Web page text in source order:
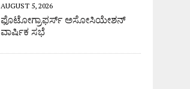
AUGUST 5, 2026
ಫೊಟೋಗ್ರಾಫರ್ಸ್ ಅಸೋಸಿಯೇಶನ್
ವಾರ್ಷಿಕ ಸಭೆ